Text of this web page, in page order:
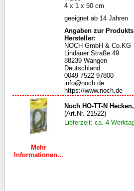
4 x 1 x 50 cm
geeignet ab 14 Jahren
Angaben zur
Hersteller:
NOCH GmbH & Co.KG
Lindauer Straße 49
88239 Wangen
Deutschland
0049 7522 97800
info@noch.de
https://www.noch.de
Mehr
Informationen...
Noch HO-TT-N
(Art.Nr. 21522)
Lieferzeit: ca. 4